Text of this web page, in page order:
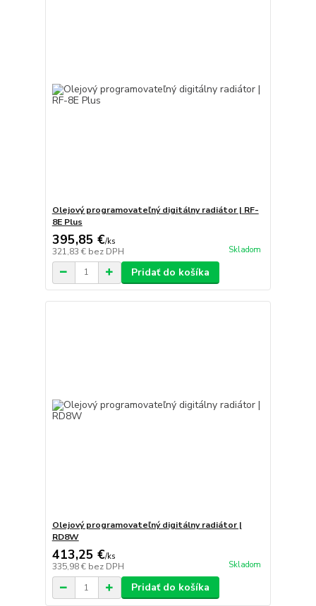
Olejový programovateľný digitálny radiátor | RF-
8E Plus
395,85 €/ks
321,83 € bez DPH Skladom
Pridať do košíka
Olejový programovateľný digitálny radiátor |
RD8W
413,25 €/ks
335,98 € bez DPH Skladom
Pridať do košíka